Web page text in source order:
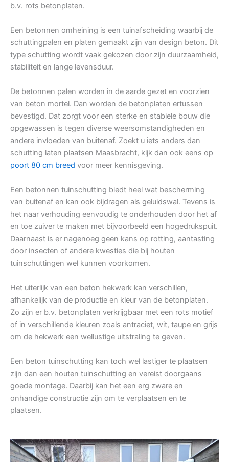
b.v. rots betonplaten.
Een betonnen omheining is een tuinafscheiding waarbij de
schuttingpalen en platen gemaakt zijn van design beton. Dit
type schutting wordt vaak gekozen door zijn duurzaamheid,
stabiliteit en lange levensduur.
De betonnen palen worden in de aarde gezet en voorzien
van beton mortel. Dan worden de betonplaten ertussen
bevestigd. Dat zorgt voor een sterke en stabiele bouw die
opgewassen is tegen diverse weersomstandigheden en
andere invloeden van buitenaf. Zoekt u iets anders dan
schutting laten plaatsen Maasbracht, kijk dan ook eens op
poort 80 cm breed voor meer kennisgeving.
Een betonnen tuinschutting biedt heel wat bescherming
van buitenaf en kan ook bijdragen als geluidswal. Tevens is
het naar verhouding eenvoudig te onderhouden door het af
en toe zuiver te maken met bijvoorbeeld een hogedrukspuit.
Daarnaast is er nagenoeg geen kans op rotting, aantasting
door insecten of andere kwesties die bij houten
tuinschuttingen wel kunnen voorkomen.
Het uiterlijk van een beton hekwerk kan verschillen,
afhankelijk van de productie en kleur van de betonplaten.
Zo zijn er b.v. betonplaten verkrijgbaar met een rots motief
of in verschillende kleuren zoals antraciet, wit, taupe en grijs
om de hekwerk een wellustige uitstraling te geven.
Een beton tuinschutting kan toch wel lastiger te plaatsen
zijn dan een houten tuinschutting en vereist doorgaans
goede montage. Daarbij kan het een erg zware en
onhandige constructie zijn om te verplaatsen en te
plaatsen.